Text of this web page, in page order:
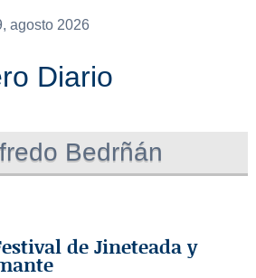
agosto 2026
Diario
Bedrñán
de Jineteada y